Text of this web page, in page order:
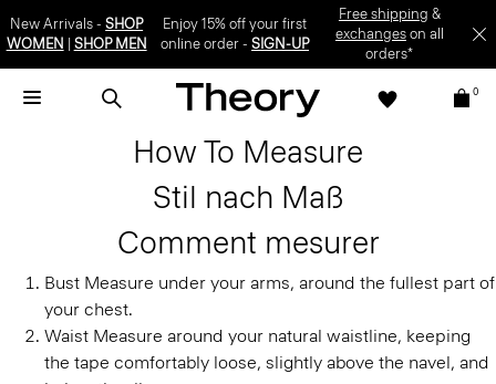
New Arrivals - SHOP
WOMEN
SHOP MEN
Enjoy 15% off your first
online order -SIGN-UP
Free shipping &
exchangeson all
orders*
0
How To Measure
Stil nach Maß
Comment mesurer
Bust Measure under your arms, around the fullest part of
your chest.
Waist Measure around your natural waistline, keeping
the tape comfortably loose, slightly above the navel, and